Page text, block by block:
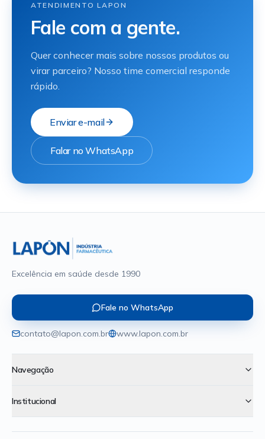
ATENDIMENTO LAPON
Fale com a gente.
Quer conhecer mais sobre nossos produtos ou
virar parceiro? Nosso time comercial responde
rápido.
Enviar e-mail
Falar no WhatsApp
Excelência em saúde desde 1990
Fale no WhatsApp
contato@lapon.com.br www.lapon.com.br
Navegação
Institucional